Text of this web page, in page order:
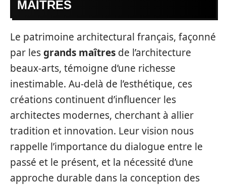
MAÎTRES
Le patrimoine architectural français, façonné
par lesgrands maîtres de l’architecture
beaux-arts, témoigne d’une richesse
inestimable. Au-delà de l’esthétique, ces
créations continuent d’influencer les
architectes modernes, cherchant à allier
tradition et innovation. Leur vision nous
rappelle l’importance du dialogue entre le
passé et le présent, et la nécessité d’une
approche durable dans la conception des